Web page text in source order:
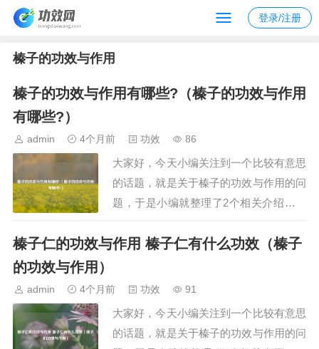
登录/注册
榛子的功效与作用
榛子的功效与作用有哪些?（榛子的功效与作用
有哪些?）
admin 4个月前 功效 86
大家好，今天小编关注到一个比较有意思
的话题，就是关于榛子的功效与作用的问
题，于是小编就整理了2个相关介绍榛子
的功效与作用的解答，让我们一起看看
吧。文章目录：榛子的功效与作用有哪
功效与作用有哪些?榛子有“坚果之王”的
方面：…
榛子仁的功效与作用 榛子仁有什么功效（榛子
的功效与作用）
admin 4个月前 功效 91
大家好，今天小编关注到一个比较有意思
的话题，就是关于榛子的功效与作用的问